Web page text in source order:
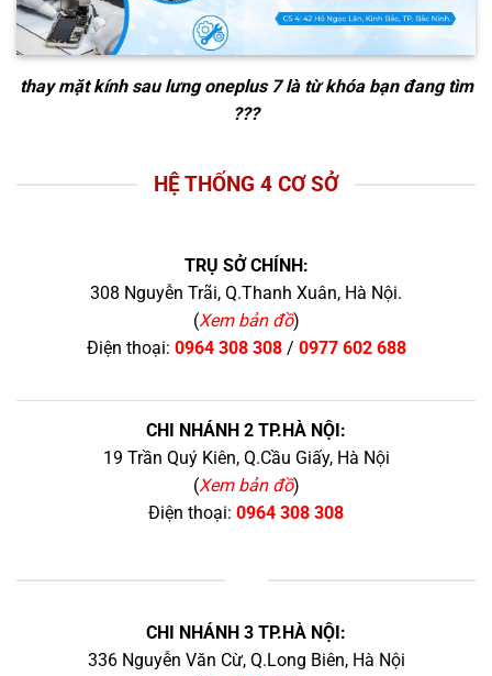
thay mặt kính sau lưng oneplus 7là từ khóa bạn đang tìm
???
HỆ THỐNG 4 CƠ SỞ
TRỤ SỞ CHÍNH:
308 Nguyễn Trãi, Q.Thanh Xuân, Hà Nội.
(Xem bản đồ)
Điện thoại: 0964 308 308/ 0977 602 688
CHI NHÁNH 2 TP.HÀ NỘI:
19 Trần Quý Kiên, Q.Cầu Giấy, Hà Nội
(Xem bản đồ)
Điện thoại: 0964 308 308
CHI NHÁNH 3 TP.HÀ NỘI:
336 Nguyễn Văn Cừ, Q.Long Biên, Hà Nội